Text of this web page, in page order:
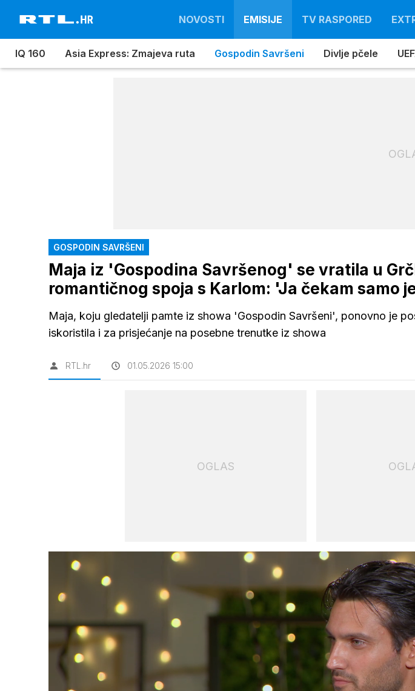
NOVOSTI EMISIJE TV RASPORED
IQ 160 Asia Express: Zmajeva ruta Gospodin Savršeni Divlje pčele
GOSPODIN SAVRŠENI
Maja iz 'Gospodina Savršenog' se vratila u
romantičnog spoja s Karlom: 'Ja čekam samo
Maja, koju gledatelji pamte iz showa 'Gospodin Savršeni', ponovno je
iskoristila i za prisjećanje na posebne trenutke iz showa
RTL.hr 01.05.2026 15:00
OGLAS